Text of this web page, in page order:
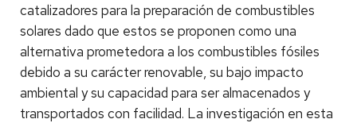
catalizadores para la preparación de combustibles
solares dado que estos se proponen como una
alternativa prometedora a los combustibles fósiles
debido a su carácter renovable, su bajo impacto
ambiental y su capacidad para ser almacenados y
transportados con facilidad. La investigación en esta